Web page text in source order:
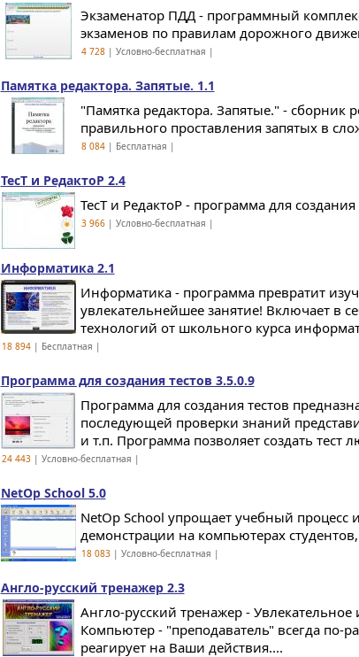
Экзаменатор ПДД - программный
экзаменов по правилам дорожного
4 728| Условно-бесплатная |
Памятка редактора. Запятые. 1.1
"Памятка редактора. Запятые." -
правильного проставления запятых в
8 084| Бесплатная |
ТесТ и РедактоР 2.4
ТесТ и РедактоР - программа для
3 966| Условно-бесплатная |
Информатика 2.1
Информатика - программа превратит
увлекательнейшее занятие! Включает в
технологий от школьного курса
18 894| Бесплатная |
Программа для создания тестов 3.5.0.9
Программа для создания тестов
последующей проверки знаний
и т.п. Программа позволяет создать тест
24 443| Условно-бесплатная |
NetOp School 5.0
NetOp School упрощает учебный процесс
демонстрации на компьютерах
18 083| Условно-бесплатная |
Англо-русский тренажер 2.3
Англо-русский тренажер -
Компьютер - "преподаватель" всегда по-
реагирует на Ваши действия....